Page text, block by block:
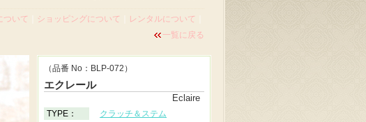
ついて ショッピングについて レンタルについて
一覧に戻る
（品番 No：BLP-072）
エクレール
Eclaire
TYPE：
クラッチ＆ステム